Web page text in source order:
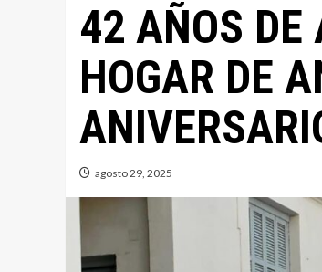
42 AÑOS DE
HOGAR DE
agosto 29, 2025